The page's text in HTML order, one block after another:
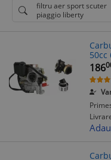
filtru aer sport scuter
piaggio liberty
50cc
186